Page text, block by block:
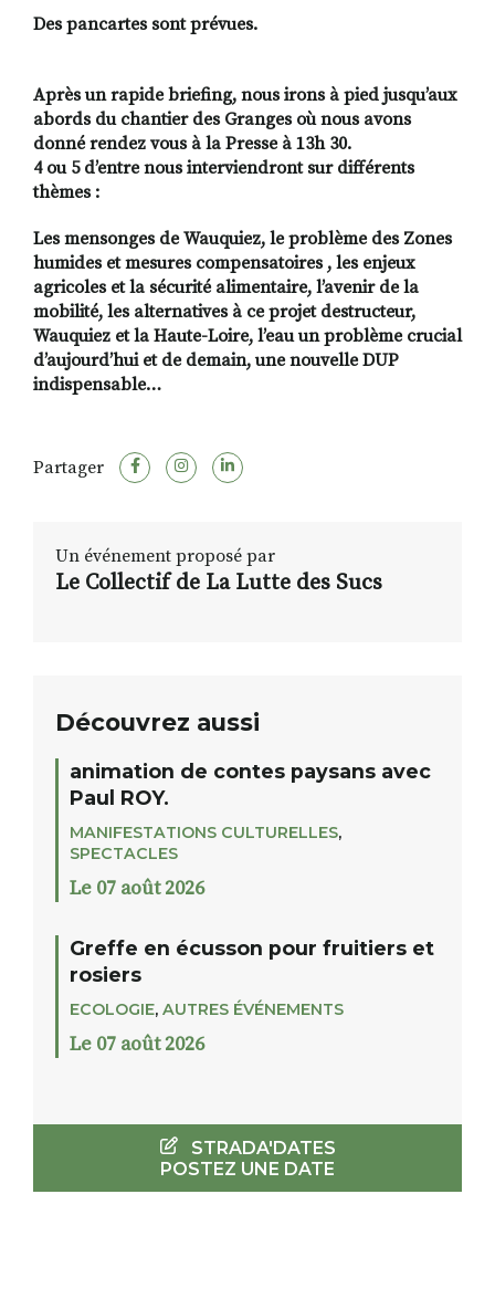
Des pancartes sont prévues.
Après un rapide briefing, nous irons à pied jusqu’aux
abords du chantier des Granges où nous avons
donné rendez vous à la Presse à 13h 30.
4 ou 5 d’entre nous interviendront sur différents
thèmes :
Les mensonges de Wauquiez, le problème des Zones
humides et mesures compensatoires , les enjeux
agricoles et la sécurité alimentaire, l’avenir de la
mobilité, les alternatives à ce projet destructeur,
Wauquiez et la Haute-Loire, l’eau un problème crucial
d’aujourd’hui et de demain, une nouvelle DUP
indispensable…
Partager
Un événement proposé par
Le Collectif de La Lutte des Sucs
Découvrez aussi
animation de contes paysans avec
Paul ROY.
MANIFESTATIONS CULTURELLES,
SPECTACLES
Le 07 août 2026
Greffe en écusson pour fruitiers et
rosiers
ECOLOGIE, AUTRES ÉVÉNEMENTS
Le 07 août 2026
STRADA'DATES
POSTEZ UNE DATE